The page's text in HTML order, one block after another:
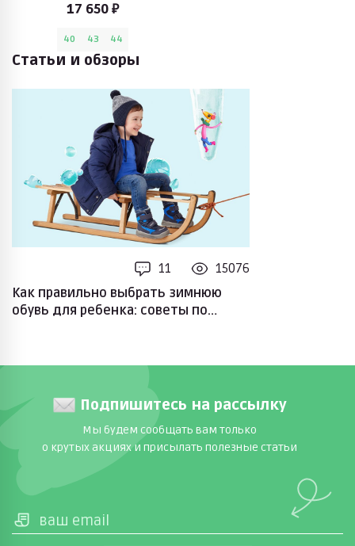
17 650 ₽
40 43 44
Статьи и обзоры
11
15076
Как правильно выбрать зимнюю
обувь для ребенка: советы по
Подпишитесь на рассылку
Мы будем сообщать вам только
о крутых акциях и присылать полезные статьи